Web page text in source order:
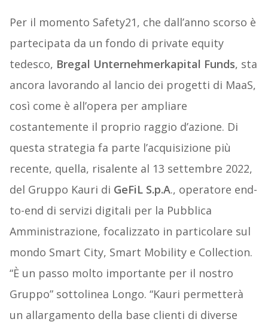
Per il momento Safety21, che dall’anno scorso è
partecipata da un fondo di private equity
tedesco, Bregal Unternehmerkapital Funds, sta
ancora lavorando al lancio dei progetti di MaaS,
così come è all’opera per ampliare
costantemente il proprio raggio d’azione. Di
questa strategia fa parte l’acquisizione più
recente, quella, risalente al 13 settembre 2022,
del Gruppo Kauri di GeFiL S.p.A., operatore end-
to-end di servizi digitali per la Pubblica
Amministrazione, focalizzato in particolare sul
mondo Smart City, Smart Mobility e Collection.
“È un passo molto importante per il nostro
Gruppo” sottolinea Longo. “Kauri permetterà
un allargamento della base clienti di diverse